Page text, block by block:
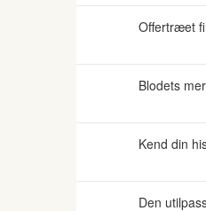
Offertræet
Blodets
Kend din
Den